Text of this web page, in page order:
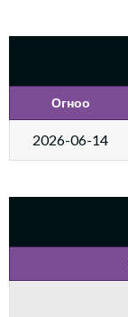
Огноо
2026-06-14